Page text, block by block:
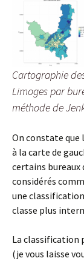
Cartographie
Limoges par
méthode de
On constate que
à la carte de
certains
considérés
une
classe plus
La classification
(je vous laisse